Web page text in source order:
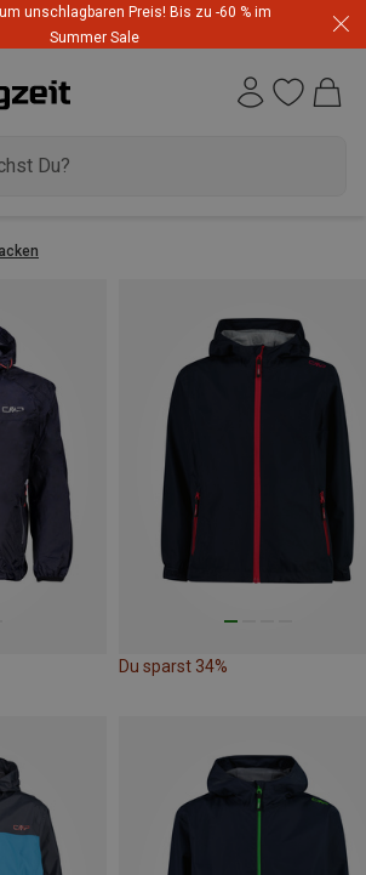
unschlagbaren Preis! Bis zu -60 % im
Summer Sale
Du sparst 34%